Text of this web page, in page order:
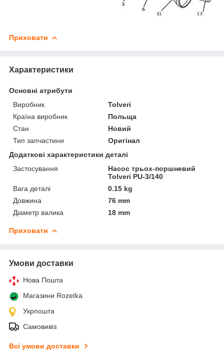
Приховати
Характеристики
Основні атрибути
Виробник
Tolveri
Країна виробник
Польща
Стан
Новий
Тип запчастини
Оригінал
Додаткові характеристики деталі
Застосування
Насос трьох-поршневий
Tolveri PU-3/140
Вага деталі
0.15 kg
Довжина
76 mm
Діаметр валика
18 mm
Приховати
Умови доставки
Нова Пошта
Магазини Rozetka
Укрпошта
Самовивіз
Всі умови доставки